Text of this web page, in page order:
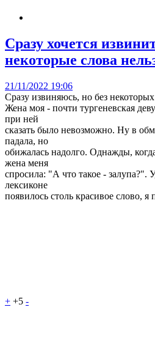
Сразу хочется
некоторые слова
21/11/2022 19:06
Сразу извиняюсь, но без
Жена моя - почти тургеневская
при ней
сказать было невозможно. Ну в
падала, но
обижалась надолго. Однажды,
жена меня
спросила: "А что такое - залупа?".
лексиконе
появилось столь красивое слово, я
+ +5 -